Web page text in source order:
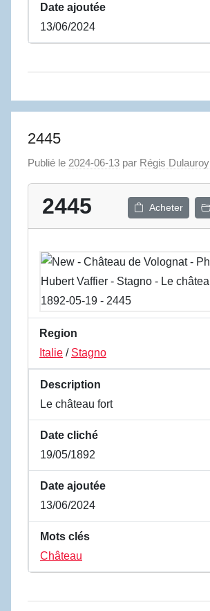
Date ajoutée
13/06/2024
2445
Publié le 2024-06-13 par Régis Dulauroy
2445 Acheter
Region
Italie / Stagno
Description
Le château fort
Date cliché
19/05/1892
Date ajoutée
13/06/2024
Mots clés
Château